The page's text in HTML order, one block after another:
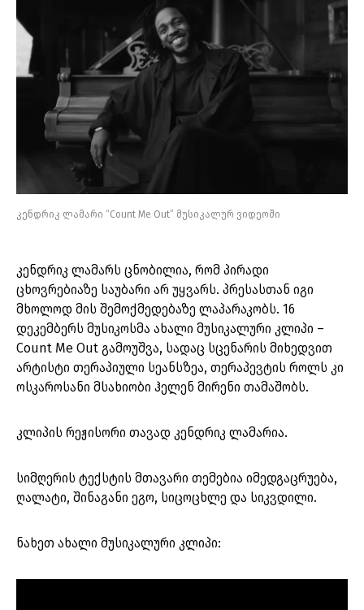
კენდრიკ ლამარი “Count Me Out” მუსიკალურ ვიდეოში
კენდრიკ ლამარს ცნობილია, რომ პირადი
ცხოვრებიაზე საუბარი არ უყვარს. პრესასთან იგი
მხოლოდ მის შემოქმედებაზე ლაპარაკობს. 16
დეკემბერს მუსიკოსმა ახალი მუსიკალური კლიპი –
Count Me Out გამოუშვა, სადაც სცენარის მიხედვით
არტისტი თერაპიული სეანსზეა, თერაპევტის როლს კი
ოსკაროსანი მსახიობი ჰელენ მირენი თამაშობს.
კლიპის რეჟისორი თავად კენდრიკ ლამარია.
სიმღერის ტექსტის მთავარი თემებია იმედგაცრუება,
ღალატი, შინაგანი ეგო, სიცოცხლე და სიკვდილი.
ნახეთ ახალი მუსიკალური კლიპი: